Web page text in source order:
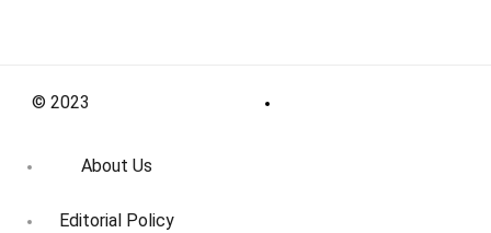
© 2023
About Us
Editorial Policy